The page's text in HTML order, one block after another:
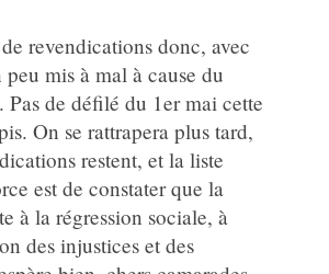
revendications donc, avec
mis à mal à cause du
Pas de défilé du 1er mai cette
On se rattrapera plus tard,
restent, et la liste
est de constater que la
à la régression sociale, à
des injustices et des